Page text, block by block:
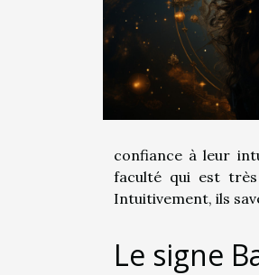
confiance à leur
faculté qui est très
Intuitivement, ils
Le signe